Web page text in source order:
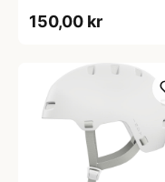
(Hjelmstørrelse: 46-52
150,00 kr